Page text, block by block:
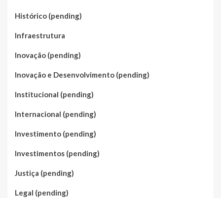
Histórico (pending)
Infraestrutura
Inovação (pending)
Inovação e Desenvolvimento (pending)
Institucional (pending)
Internacional (pending)
Investimento (pending)
Investimentos (pending)
Justiça (pending)
Legal (pending)